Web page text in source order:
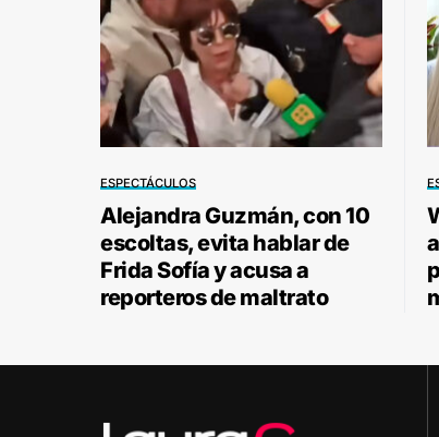
ESPECTÁCULOS
Alejandra Guzmán, con 10
escoltas, evita hablar de
Frida Sofía y acusa a
reporteros de maltrato